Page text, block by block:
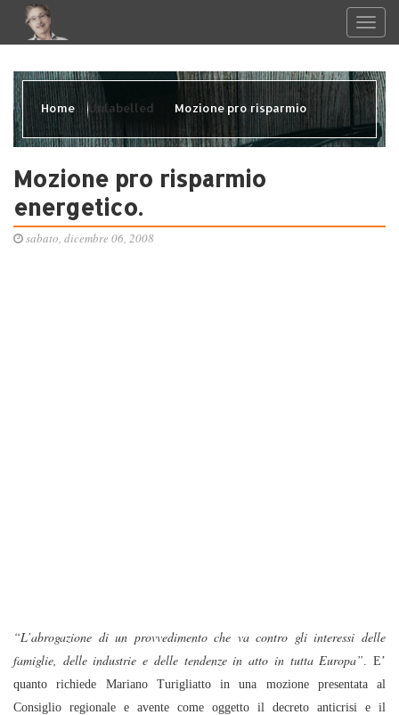
Home Unlabelled Mozione pro risparmio
Mozione pro risparmio
energetico.
sabato, dicembre 06, 2008
“L’abrogazione di un provvedimento che va contro gli interessi delle
famiglie, delle industrie e delle tendenze in atto in tutta Europa” . E’
quanto richiede Mariano Turigliatto in una mozione presentata al
Consiglio regionale e avente come oggetto il decreto anticrisi e il